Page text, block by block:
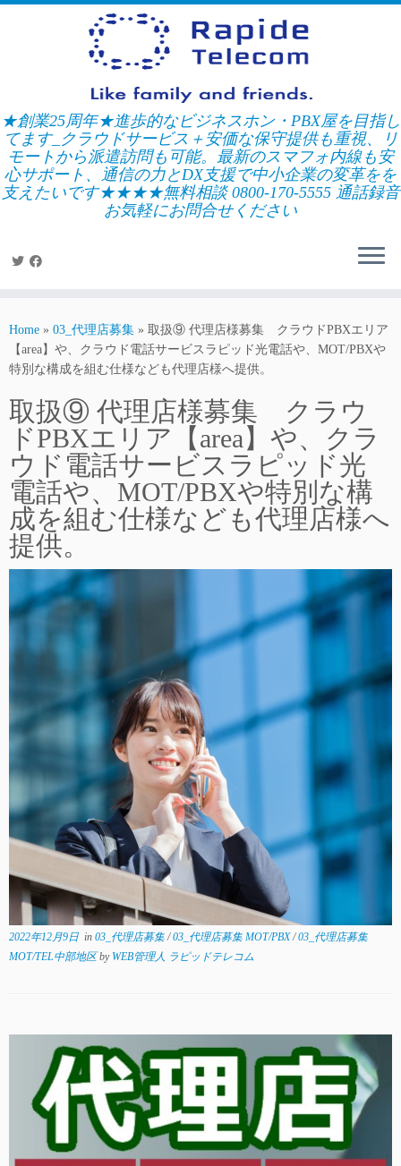
Skip
★創業25周年★進歩的なビジネスホン・PBX屋を目指し
てます_クラウドサービス＋安価な保守提供も重視、リ
モートから派遣訪問も可能。最新のスマフォ内線も安
心サポート、通信の力とDX支援で中小企業の変革をを
支えたいです★★★★無料相談 0800-170-5555 通話録音
お気軽にお問合せください
Home » 03_代理店募集 » 取扱⑨ 代理店様募集 クラウドPBXエリア
【area】や、クラウド電話サービスラピッド光電話や、MOT/PBXや
特別な構成を組む仕様なども代理店様へ提供。
取扱⑨ 代理店様募集 クラウ
ドPBXエリア【area】や、クラ
ウド電話サービスラピッド光
電話や、MOT/PBXや特別な構
成を組む仕様なども代理店様へ
提供。
2022年12月9日 in 03_代理店募集/03_代理店募集 MOT/PBX/03_代理店募集
MOT/TEL中部地区by WEB管理人 ラピッドテレコム